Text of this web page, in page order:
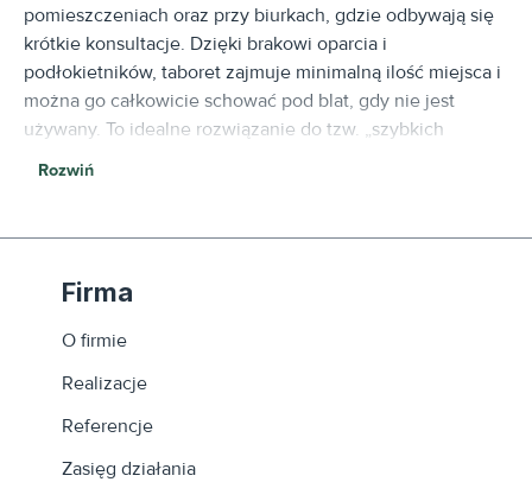
pomieszczeniach oraz przy biurkach, gdzie odbywają się
krótkie konsultacje. Dzięki brakowi oparcia i
podłokietników, taboret zajmuje minimalną ilość miejsca i
można go całkowicie schować pod blat, gdy nie jest
używany. To idealne rozwiązanie do tzw. „szybkich
Tak, większość naszych taboretów obrotowych
wyposażona jest w podnośnik pneumatyczny. Pozwala to
na błyskawiczne dopasowanie wysokości siedziska do
również klasyczne taborety na czterech nogach (stałe),
które są cenione za swoją stabilność i prostotę w strefach
Rozwiń
Firma
O firmie
Realizacje
Referencje
Zasięg działania